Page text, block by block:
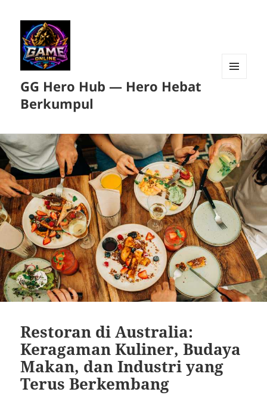
GG Hero Hub — Hero Hebat
Berkumpul
Restoran di Australia:
Keragaman Kuliner, Budaya
Makan, dan Industri yang
Terus Berkembang